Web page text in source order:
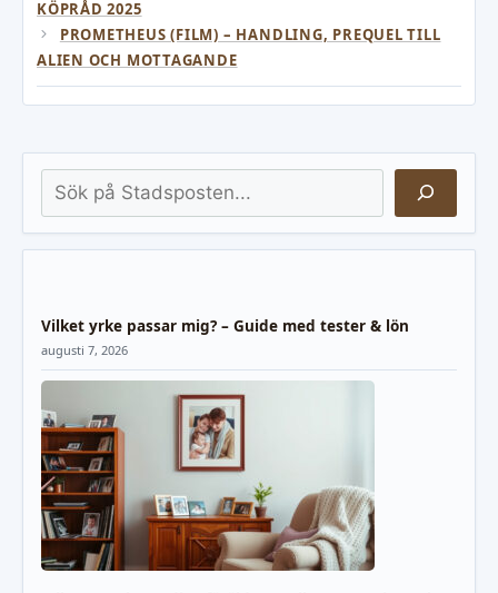
KÖPRÅD 2025
PROMETHEUS (FILM) – HANDLING, PREQUEL TILL
ALIEN OCH MOTTAGANDE
Sök
Vilket yrke passar mig? – Guide med tester & lön
augusti 7, 2026